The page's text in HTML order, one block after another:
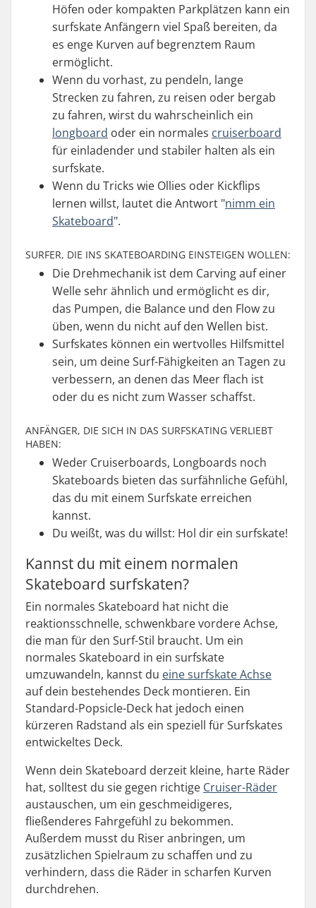
Höfen oder kompakten Parkplätzen kann ein
surfskate Anfängern viel Spaß bereiten, da
es enge Kurven auf begrenztem Raum
ermöglicht.
Wenn du vorhast, zu pendeln, lange
Strecken zu fahren, zu reisen oder bergab
zu fahren, wirst du wahrscheinlich ein
longboard oder ein normales cruiserboard
für einladender und stabiler halten als ein
surfskate.
Wenn du Tricks wie Ollies oder Kickflips
lernen willst, lautet die Antwort "nimm ein
Skateboard".
SURFER, DIE INS SKATEBOARDING EINSTEIGEN WOLLEN:
Die Drehmechanik ist dem Carving auf einer
Welle sehr ähnlich und ermöglicht es dir,
das Pumpen, die Balance und den Flow zu
üben, wenn du nicht auf den Wellen bist.
Surfskates können ein wertvolles Hilfsmittel
sein, um deine Surf-Fähigkeiten an Tagen zu
verbessern, an denen das Meer flach ist
oder du es nicht zum Wasser schaffst.
ANFÄNGER, DIE SICH IN DAS SURFSKATING VERLIEBT
HABEN:
Weder Cruiserboards, Longboards noch
Skateboards bieten das surfähnliche Gefühl,
das du mit einem Surfskate erreichen
kannst.
Du weißt, was du willst: Hol dir ein surfskate!
Kannst du mit einem normalen
Skateboard surfskaten?
Ein normales Skateboard hat nicht die
reaktionsschnelle, schwenkbare vordere Achse,
die man für den Surf-Stil braucht. Um ein
normales Skateboard in ein surfskate
umzuwandeln, kannst du eine surfskate Achse
auf dein bestehendes Deck montieren. Ein
Standard-Popsicle-Deck hat jedoch einen
kürzeren Radstand als ein speziell für Surfskates
entwickeltes Deck.
Wenn dein Skateboard derzeit kleine, harte Räder
hat, solltest du sie gegen richtige Cruiser-Räder
austauschen, um ein geschmeidigeres,
fließenderes Fahrgefühl zu bekommen.
Außerdem musst du Riser anbringen, um
zusätzlichen Spielraum zu schaffen und zu
verhindern, dass die Räder in scharfen Kurven
durchdrehen.